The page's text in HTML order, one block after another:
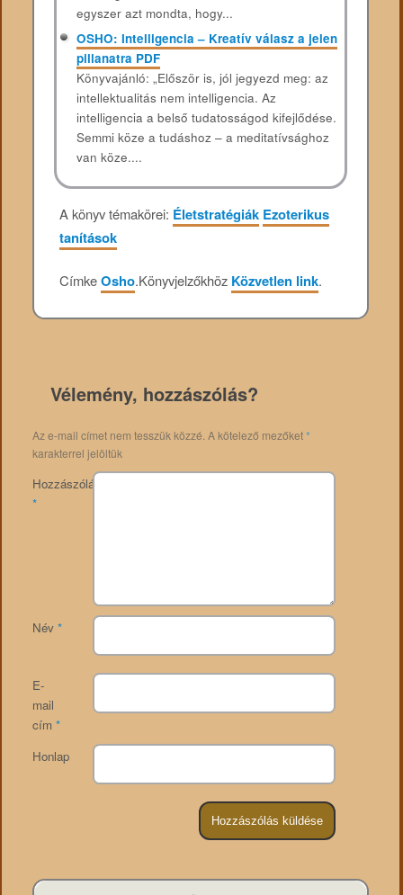
egyszer azt mondta, hogy...
OSHO: Intelligencia – Kreatív válasz a jelen
pillanatra PDF
Könyvajánló: „Először is, jól jegyezd meg: az
intellektualitás nem intelligencia. Az
intelligencia a belső tudatosságod kifejlődése.
Semmi köze a tudáshoz – a meditatívsághoz
van köze....
A könyv témakörei: Életstratégiák Ezoterikus
tanítások
CímkeOsho.Könyvjelzőkhöz Közvetlen link.
Vélemény, hozzászólás?
Az e-mail címet nem tesszük közzé. A kötelező mezőket*
karakterrel jelöltük
Hozzászólás
*
Név *
E-
mail
cím *
Honlap